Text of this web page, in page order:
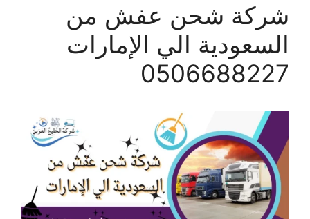
شركة شحن عفش من
السعودية الي الإمارات
0506688227